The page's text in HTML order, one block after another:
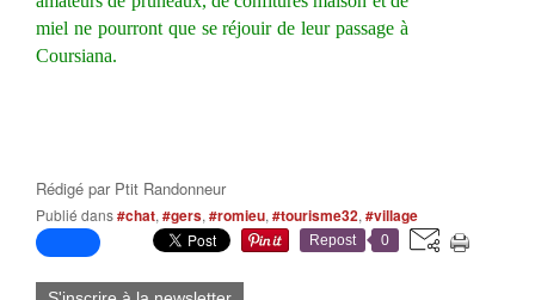
miel ne pourront que se réjouir de leur passage à
Coursiana.
Rédigé par Ptit Randonneur
Publié dans#chat, #gers, #romieu, #tourisme32, #village
Repost 0